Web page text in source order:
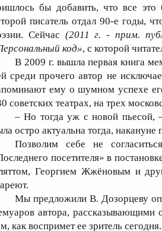
бы добавить, что все
писатель отдал 90-е годы,
Сейчас (2011 г. - прим.
код», с которой
В 2009 г. вышла первая книга
среди прочего автор не
ему о шумном успехе
советских театрах, на трех
– Но тогда уж с новой пьесой,
остро актуальна тогда, накануне
Позволим себе не
посетителя» в
Георгием Жжёновым и
Мы предложили В. Дозорцеву
автора, рассказывающими
как воспримет ее зритель сегодня.